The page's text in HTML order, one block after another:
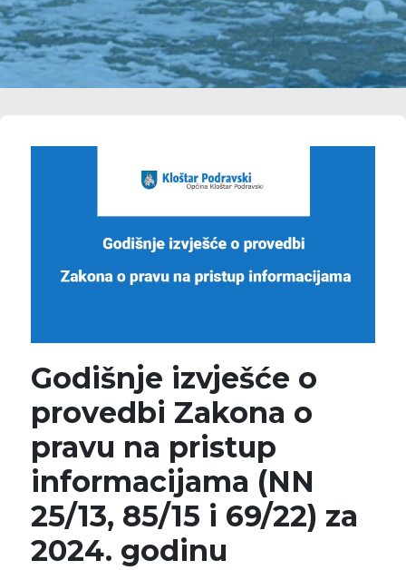
Godišnje izvješće o
provedbi Zakona o
pravu na pristup
informacijama (NN
25/13, 85/15 i 69/22) za
2024. godinu